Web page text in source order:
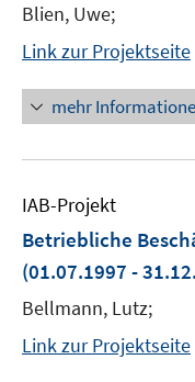
Blien, Uwe;
Link zur Projektseite
mehr
IAB-Projekt
Betriebliche
(01.07.1997 -
Bellmann, Lutz;
Link zur Projektseite